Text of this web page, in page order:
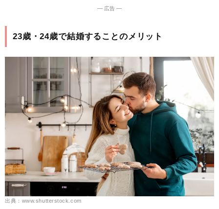
― 広告 ―
23歳・24歳で結婚することのメリット
出典：www.shutterstock.com